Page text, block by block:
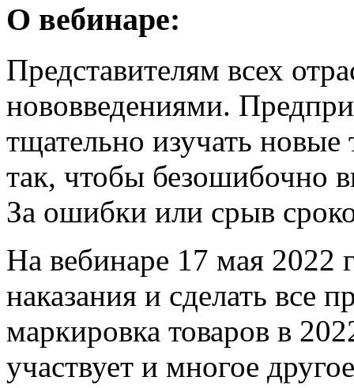
О вебинаре:
Представителям всех
нововведениями.
тщательно изучать
так, чтобы безошибочно
За ошибки или срыв
На вебинаре 17 мая 2022
наказания и сделать все
маркировка товаров в
участвует и многое